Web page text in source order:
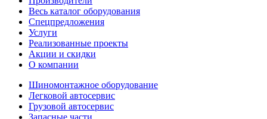
Весь каталог оборудования
Спецпредложения
Услуги
Реализованные проекты
Акции и скидки
О компании
Шиномонтажное оборудование
Легковой автосервис
Грузовой автосервис
Запасные части